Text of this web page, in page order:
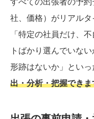
すべての出張者の予
社、価格）がリアルタ
「特定の社員だけ、
トばかり選んでいな
形跡はないか」とい
出・分析・把握できま